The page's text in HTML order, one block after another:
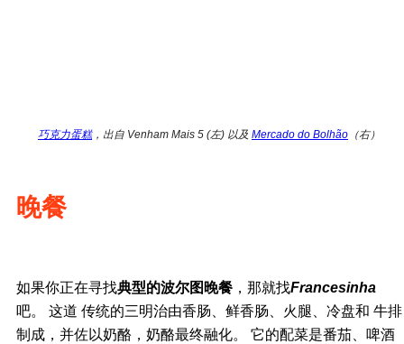
巧克力蛋糕，出自 Venham Mais 5 (左) 以及 Mercado do Bolhão （右）
晚餐
如果你正在寻找典型的波尔图晚餐 ，那就找Francesinha
吧。 这道 传统的三明治由香肠、鲜香肠、火腿、冷盘和 牛排
制成，并佐以奶酪，奶酪最终融化。 它的配菜是番茄、啤酒